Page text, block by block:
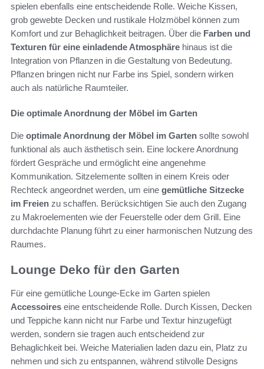
spielen ebenfalls eine entscheidende Rolle. Weiche Kissen,
grob gewebte Decken und rustikale Holzmöbel können zum
Komfort und zur Behaglichkeit beitragen. Über die Farben und
Texturen für eine einladende Atmosphäre hinaus ist die
Integration von Pflanzen in die Gestaltung von Bedeutung.
Pflanzen bringen nicht nur Farbe ins Spiel, sondern wirken
auch als natürliche Raumteiler.
Die optimale Anordnung der Möbel im Garten
Die optimale Anordnung der Möbel im Garten sollte sowohl
funktional als auch ästhetisch sein. Eine lockere Anordnung
fördert Gespräche und ermöglicht eine angenehme
Kommunikation. Sitzelemente sollten in einem Kreis oder
Rechteck angeordnet werden, um eine gemütliche Sitzecke
im Freien zu schaffen. Berücksichtigen Sie auch den Zugang
zu Makroelementen wie der Feuerstelle oder dem Grill. Eine
durchdachte Planung führt zu einer harmonischen Nutzung des
Raumes.
Lounge Deko für den Garten
Für eine gemütliche Lounge-Ecke im Garten spielen
Accessoires eine entscheidende Rolle. Durch Kissen, Decken
und Teppiche kann nicht nur Farbe und Textur hinzugefügt
werden, sondern sie tragen auch entscheidend zur
Behaglichkeit bei. Weiche Materialien laden dazu ein, Platz zu
nehmen und sich zu entspannen, während stilvolle Designs